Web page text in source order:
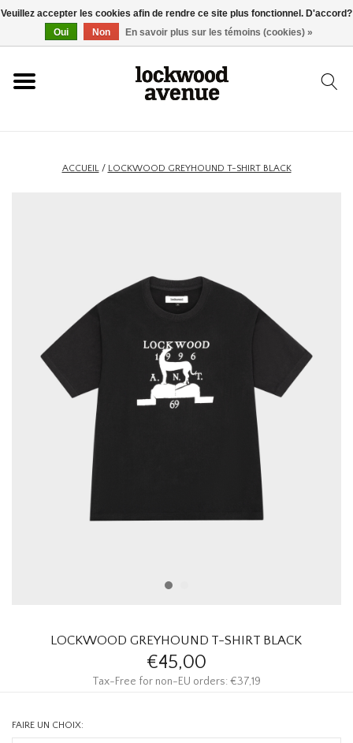
ACCUEIL
SKATEBOARD
HOMEWARE
ACCUEIL/ LOCKWOOD GREYHOUND T-SHIRT BLACK
LOCKWOOD GREYHOUND T-SHIRT BLACK
€45,00
Tax-Free for non-EU orders: €37,19
FAIRE UN CHOIX:
Veuillez accepter les cookies afin de rendre ce site plus fonctionnel. D'accord?
Oui
Non En savoir plus sur les témoins (cookies) »